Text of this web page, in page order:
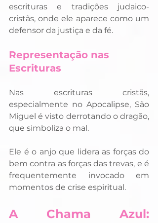
escrituras e tradições judaico-
cristãs, onde ele aparece como um
defensor da justiça e da fé.
Representação nas
Escrituras
Nas escrituras cristãs,
especialmente no Apocalipse, São
Miguel é visto derrotando o dragão,
que simboliza o mal.
Ele é o anjo que lidera as forças do
bem contra as forças das trevas, e é
frequentemente invocado em
momentos de crise espiritual.
A Chama Azul: